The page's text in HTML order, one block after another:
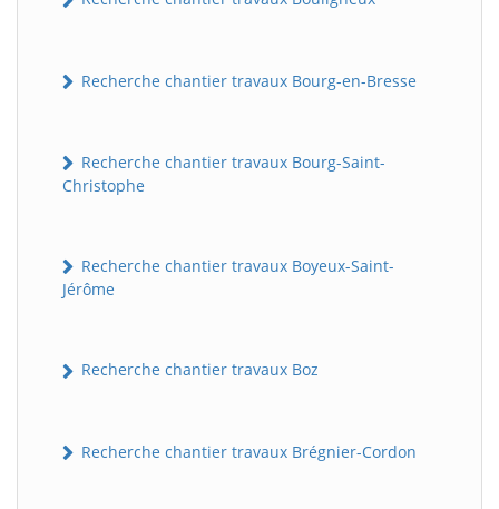
Recherche chantier travaux Bourg-en-Bresse
Recherche chantier travaux Bourg-Saint-
Christophe
Recherche chantier travaux Boyeux-Saint-
Jérôme
Recherche chantier travaux Boz
Recherche chantier travaux Brégnier-Cordon